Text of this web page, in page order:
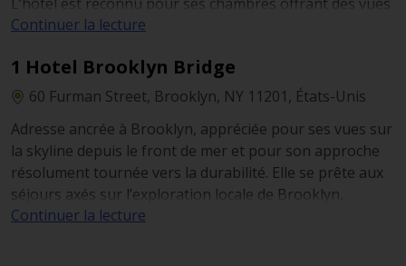
sur la skyline et pour son esprit resort, avec une piscine
choix apaisant lorsque l’on souhaite marquer une
véritable pause entre des journées particulièrement
Continuer la lecture
1 Hotel Brooklyn Bridge
60 Furman Street, Brooklyn, NY 11201, États-Unis
Adresse ancrée à Brooklyn, appréciée pour ses vues sur
la skyline depuis le front de mer et pour son approche
résolument tournée vers la durabilité. Elle se prête aux
séjours axés sur l’exploration locale de Brooklyn,
complétés par une incursion ciblée à Manhattan avant
Continuer la lecture